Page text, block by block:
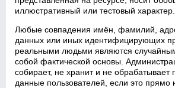
иллюстративный или тестовый характер.
Любые совпадения имён, фамилий,
данных или иных идентифицирующих
реальными людьми являются
собой фактической основы.
собирает, не хранит и не обрабатывает
данные пользователей, если это прямо